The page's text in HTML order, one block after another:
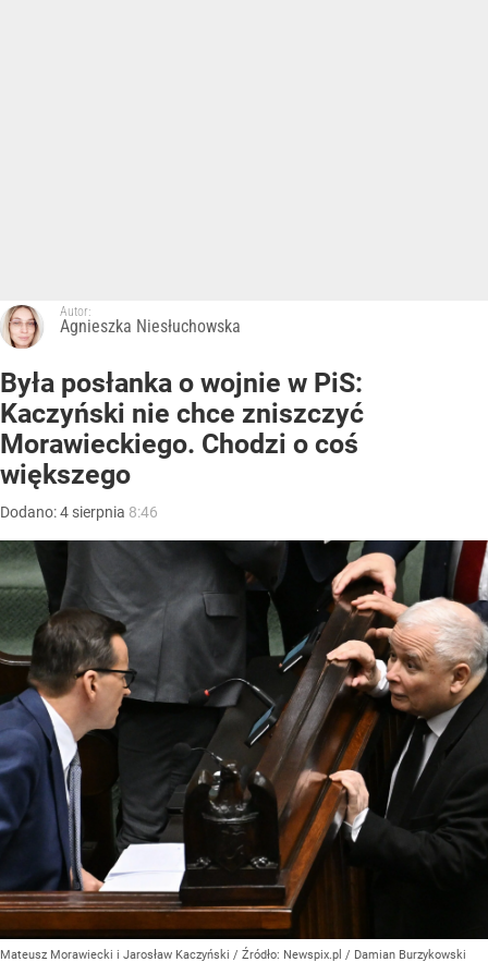
Autor:
Agnieszka Niesłuchowska
Była posłanka o wojnie w PiS:
Kaczyński nie chce zniszczyć
Morawieckiego. Chodzi o coś
większego
Dodano:4 sierpnia 8:46
Mateusz Morawiecki i Jarosław Kaczyński / Źródło: Newspix.pl / Damian Burzykowski